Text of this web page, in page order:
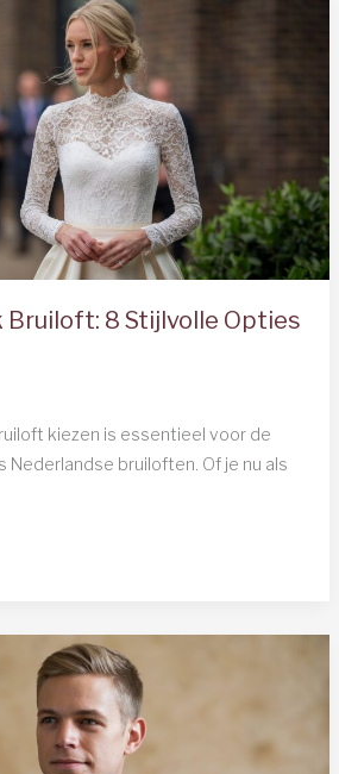
Bruiloft: 8 Stijlvolle Opties
kiezen is essentieel voor de
bruiloften. Of je nu als